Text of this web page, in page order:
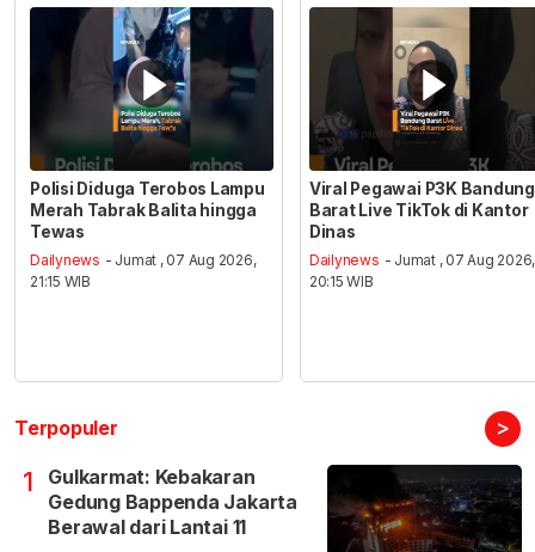
Polisi Diduga Terobos Lampu
Merah Tabrak Balita hingga
Tewas
Dailynews - Jumat , 07 Aug 2026,
21:15 WIB
Viral Pegawai P3K Bandung
Barat Live TikTok di Kantor
Dinas
Dailynews - Jumat , 07 Aug 2026,
20:15 WIB
Terpopuler >
1
Gulkarmat: Kebakaran
Gedung Bappenda Jakarta
Berawal dari Lantai 11